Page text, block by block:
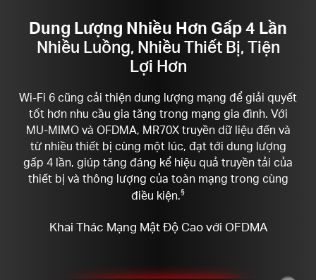
Dung Lượng Nhiều Hơn Gấp 4 Lần
Nhiều Luồng, Nhiều Thiết Bị, Tiện
Lợi Hơn
Wi-Fi 6 cũng cải thiện dung lượng mạng để giải quyết
tốt hơn nhu cầu gia tăng trong mạng gia đình. Với
MU-MIMO và OFDMA, MR70X truyền dữ liệu đến và
từ nhiều thiết bị cùng một lúc, đạt tới dung lượng
gấp 4 lần, giúp tăng đáng kể hiệu quả truyền tải của
thiết bị và thông lượng của toàn mạng trong cùng
điều kiện.§
Khai Thác Mạng Mật Độ Cao với OFDMA